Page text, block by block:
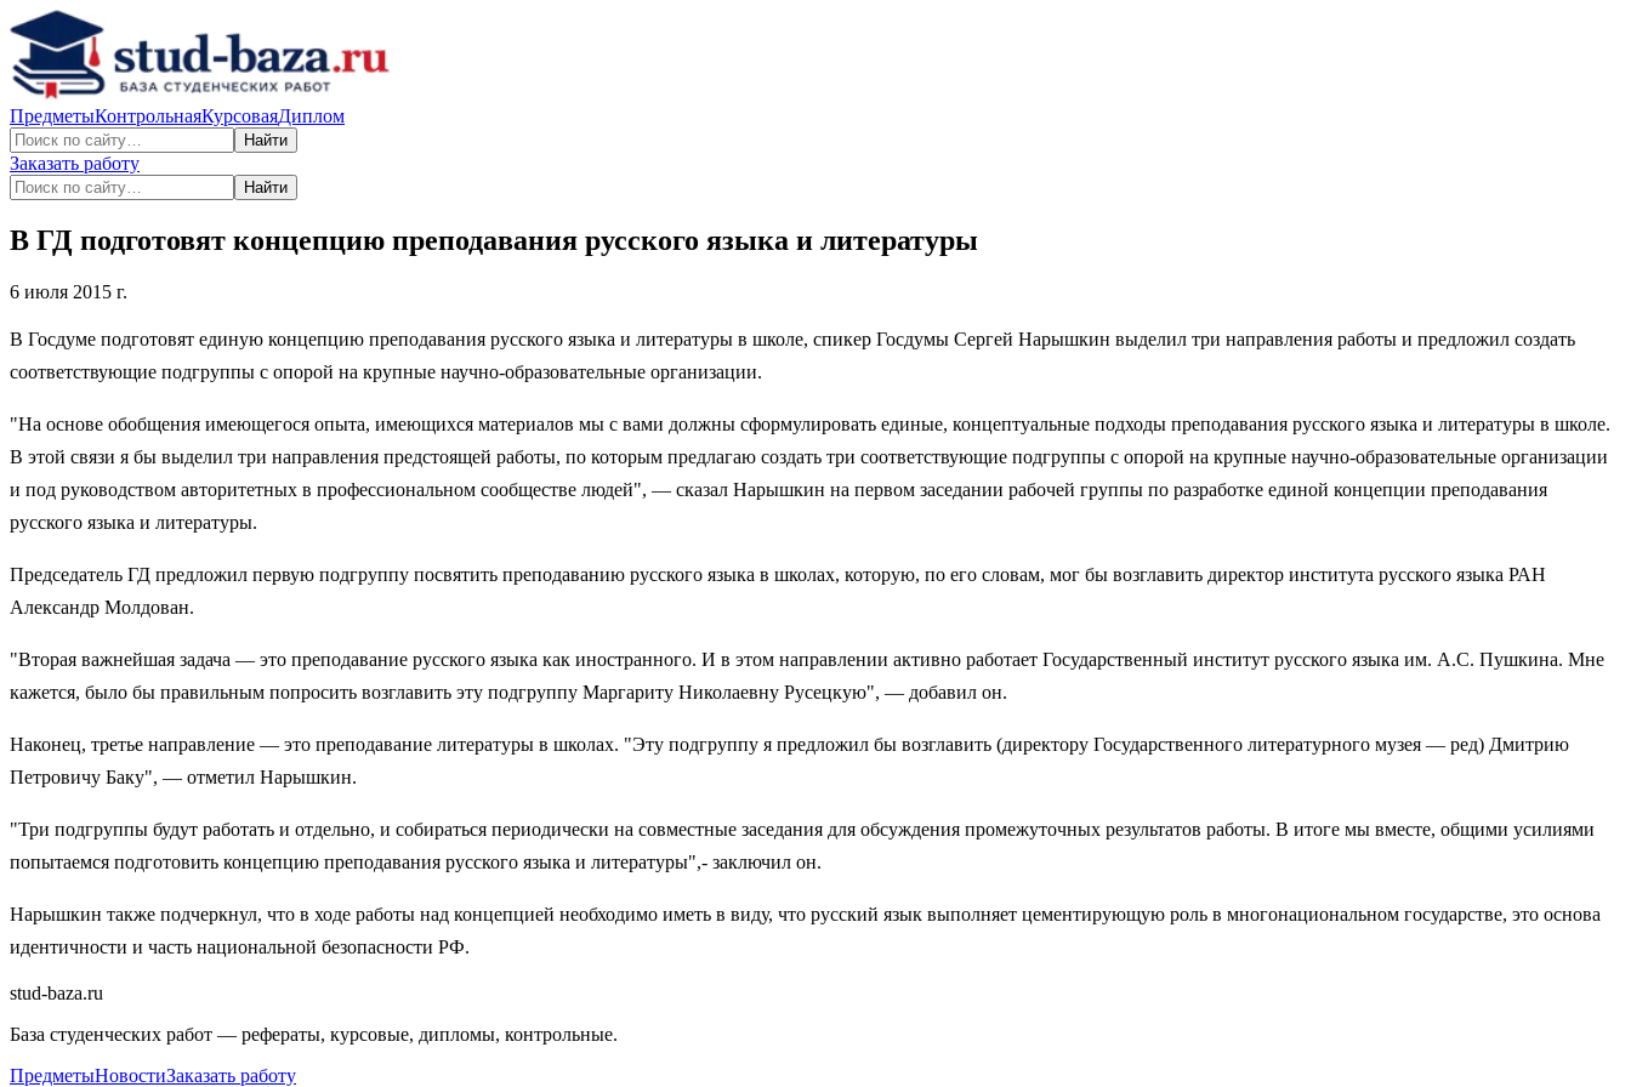
ПредметыКонтрольнаяКурсоваяДиплом
Найти
Заказать работу
Найти
В ГД подготовят концепцию преподавания русского языка и литературы
6 июля 2015 г.
В Госдуме подготовят единую концепцию преподавания русского языка и литературы в школе, спикер Госдумы Сергей Нарышкин выделил три направления работы и предложил создать
соответствующие подгруппы с опорой на крупные научно-образовательные организации.
"На основе обобщения имеющегося опыта, имеющихся материалов мы с вами должны сформулировать единые, концептуальные подходы преподавания русского языка и литературы в школе.
В этой связи я бы выделил три направления предстоящей работы, по которым предлагаю создать три соответствующие подгруппы с опорой на крупные научно-образовательные организации
и под руководством авторитетных в профессиональном сообществе людей", — сказал Нарышкин на первом заседании рабочей группы по разработке единой концепции преподавания
русского языка и литературы.
Председатель ГД предложил первую подгруппу посвятить преподаванию русского языка в школах, которую, по его словам, мог бы возглавить директор института русского языка РАН
Александр Молдован.
"Вторая важнейшая задача — это преподавание русского языка как иностранного. И в этом направлении активно работает Государственный институт русского языка им. А.С. Пушкина. Мне
кажется, было бы правильным попросить возглавить эту подгруппу Маргариту Николаевну Русецкую", — добавил он.
Наконец, третье направление — это преподавание литературы в школах. "Эту подгруппу я предложил бы возглавить (директору Государственного литературного музея — ред) Дмитрию
Петровичу Баку", — отметил Нарышкин.
"Три подгруппы будут работать и отдельно, и собираться периодически на совместные заседания для обсуждения промежуточных результатов работы. В итоге мы вместе, общими усилиями
попытаемся подготовить концепцию преподавания русского языка и литературы",- заключил он.
Нарышкин также подчеркнул, что в ходе работы над концепцией необходимо иметь в виду, что русский язык выполняет цементирующую роль в многонациональном государстве, это основа
идентичности и часть национальной безопасности РФ.
stud-baza.ru
База студенческих работ — рефераты, курсовые, дипломы, контрольные.
ПредметыНовостиЗаказать работу